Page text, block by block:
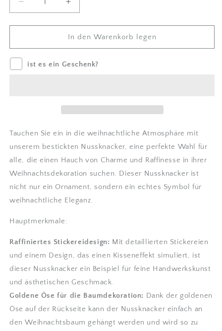
Menge
um
Gestickter
Nussknacker
-
Weihnachtsdekoration
verringern
Betrag
für
Gestickter
Nussknacker
-
erhöhen
In den Warenkorb legen
ist es ein Geschenk?
Tauchen Sie ein in die weihnachtliche Atmosphäre mit
unserem bestickten Nussknacker, eine perfekte Wahl für
alle, die einen Hauch von Charme und Raffinesse in ihrer
Weihnachtsdekoration suchen. Dieser Nussknacker ist
nicht nur ein Ornament, sondern ein echtes Symbol für
weihnachtliche Eleganz.
Hauptmerkmale:
Raffiniertes Stickereidesign: Mit detaillierten Stickereien
und einem Design, das einen Kisseneffekt simuliert, ist
dieser Nussknacker ein Beispiel für feine Handwerkskunst
und ästhetischen Geschmack.
Goldene Öse für die Baumdekoration: Dank der goldenen
Öse auf der Rückseite kann der Nussknacker einfach an
den Weihnachtsbaum gehängt werden und wird so zu